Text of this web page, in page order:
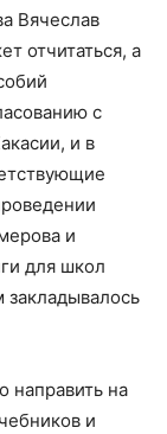
Вячеслав
отчитаться, а
с
и в
и
для школ
направить на
и